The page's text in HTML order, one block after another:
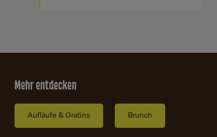
Mehr entdecken
Aufläufe & Gratins Brunch